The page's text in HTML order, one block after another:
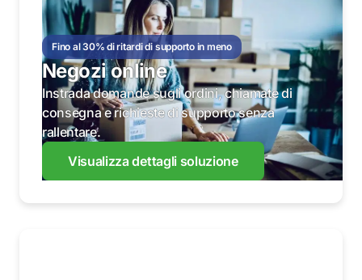
Fino al 30% di ritardi di supporto in meno
Negozi online
Instrada domande sugli ordini, chiamate di
consegna e richieste di supporto senza
rallentare.
Visualizza dettagli soluzione